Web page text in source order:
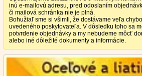
inú e-mailovú adresu, pred odoslaním
či mailová schránka nie je plná.
Bohužiaľ sme si všimli, že dostávame veľa
uvedeného poskytovateľa. V dôsledku toho sa
potvrdenie objednávky a my nebudeme môcť
alebo iné dôležité dokumenty a informácie.